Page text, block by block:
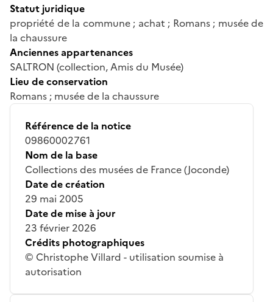
Statut juridique
propriété de la commune ; achat ; Romans ; musée de
la chaussure
Anciennes appartenances
SALTRON (collection, Amis du Musée)
Lieu de conservation
Romans ; musée de la chaussure
Référence de la notice
09860002761
Nom de la base
Collections des musées de France (Joconde)
Date de création
29 mai 2005
Date de mise à jour
23 février 2026
Crédits photographiques
© Christophe Villard - utilisation soumise à
autorisation